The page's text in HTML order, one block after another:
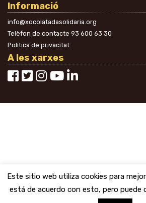
Informació
info@xocolatadasolidaria.org
Telèfon de contacte 93 600 63 30
Política de privacitat
A les xarxes
Este sitio web utiliza cookies para
está de acuerdo con esto, pero puede